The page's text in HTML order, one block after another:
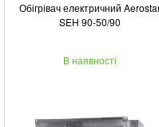
Обігрівач електричний
SEH 90-50/90
В наявності